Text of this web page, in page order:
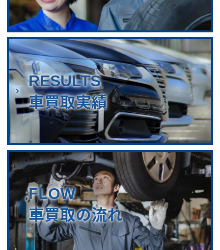
RESULTS
車買取実績
FLOW
車買取の流れ